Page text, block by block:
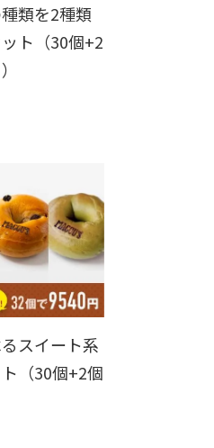
類を2種類
ト（30個+2
スイート系
（30個+2個